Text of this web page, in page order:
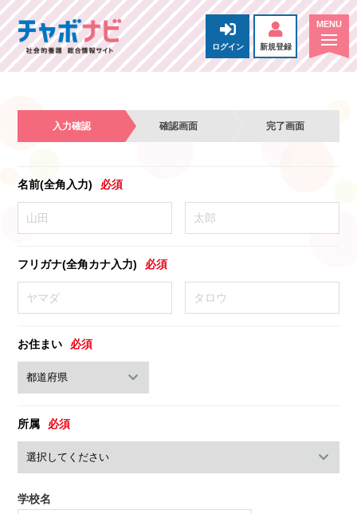
ログイン 新規登録
入力確認 確認画面 完了画面
名前(全角入力) 必須
フリガナ(全角カナ入力) 必須
お住まい 必須
所属 必須
学校名